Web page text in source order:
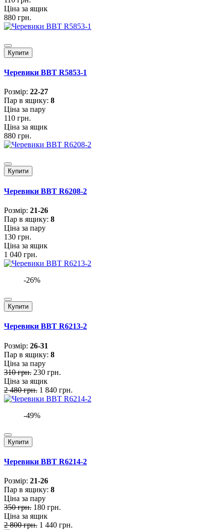
Ціна за ящик
880 грн.
Купити
Черевики BBT R5853-1
Розмiр: 22-27
Пар в ящику: 8
Ціна за пару
110 грн.
Ціна за ящик
880 грн.
Купити
Черевики BBT R6208-2
Розмiр: 21-26
Пар в ящику: 8
Ціна за пару
130 грн.
Ціна за ящик
1 040 грн.
-26%
Купити
Черевики BBT R6213-2
Розмiр: 26-31
Пар в ящику: 8
Ціна за пару
310 грн. 230 грн.
Ціна за ящик
2 480 грн. 1 840 грн.
-49%
Купити
Черевики BBT R6214-2
Розмiр: 21-26
Пар в ящику: 8
Ціна за пару
350 грн. 180 грн.
Ціна за ящик
2 800 грн. 1 440 грн.